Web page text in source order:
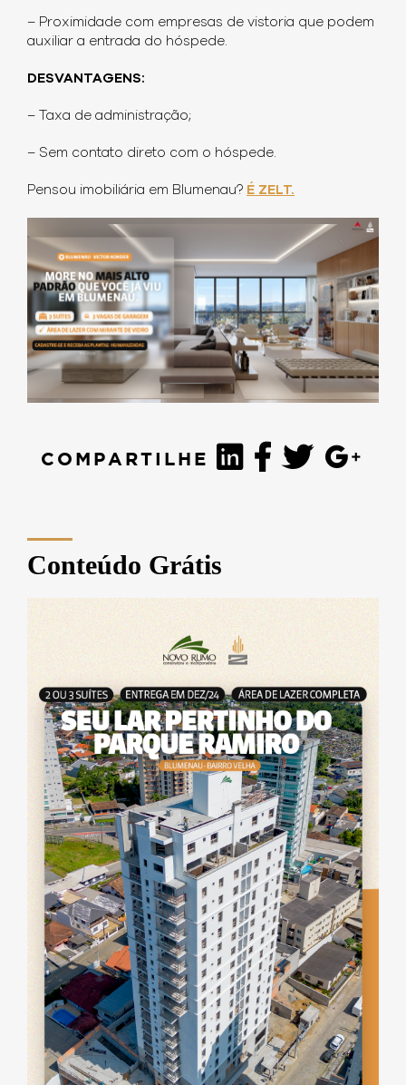
– Proximidade com empresas de vistoria que podem
auxiliar a entrada do hóspede.
DESVANTAGENS:
– Taxa de administração;
– Sem contato direto com o hóspede.
Pensou imobiliária em Blumenau? É ZELT.
COMPARTILHE
Conteúdo Grátis